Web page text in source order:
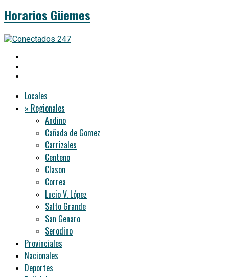
Horarios Güemes
Locales
» Regionales
Andino
Cañada de Gomez
Carrizales
Centeno
Clason
Correa
Lucio V. López
Salto Grande
San Genaro
Serodino
Provinciales
Nacionales
Deportes